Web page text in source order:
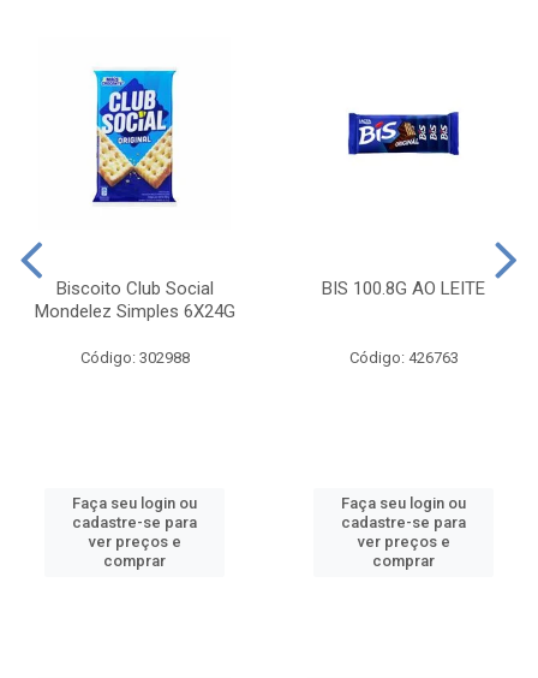
Biscoito Club Social
Mondelez Simples 6X24G
Código: 302988
Faça seu login ou
cadastre-se para
ver preços e
comprar
BIS 100.8G AO LEITE
Código: 426763
Faça seu login ou
cadastre-se para
ver preços e
comprar